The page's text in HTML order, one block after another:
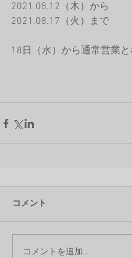
2021.08.12（木）から
2021.08.17（火）まで
18日（水）から通常営業
コメント
コメントを追加…